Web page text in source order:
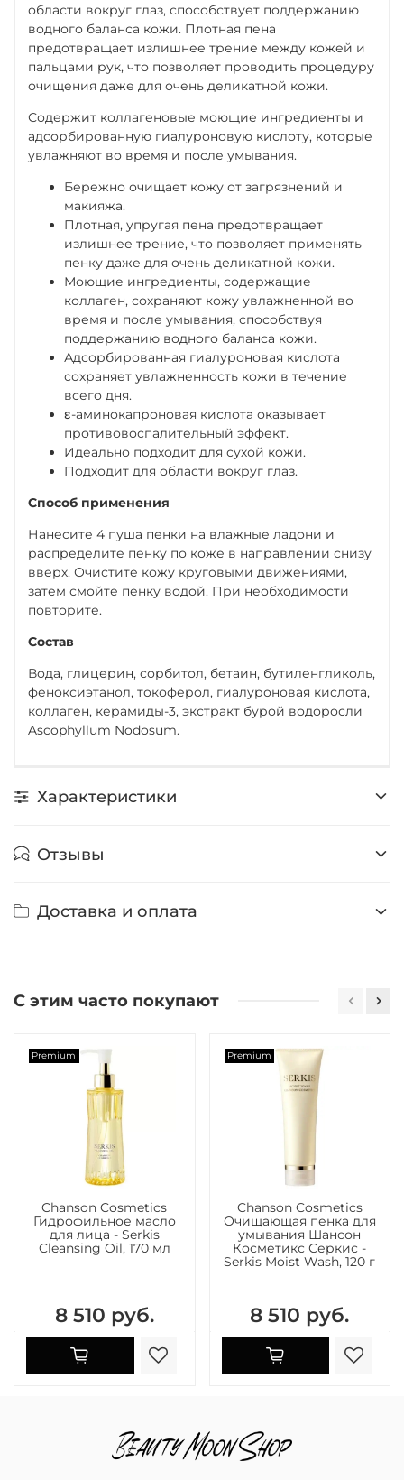
области вокруг глаз, способствует поддержанию
водного баланса кожи. Плотная пена
предотвращает излишнее трение между кожей и
пальцами рук, что позволяет проводить процедуру
очищения даже для очень деликатной кожи.
Содержит коллагеновые моющие ингредиенты и
адсорбированную гиалуроновую кислоту, которые
увлажняют во время и после умывания.
Бережно очищает кожу от загрязнений и
макияжа.
Плотная, упругая пена предотвращает
излишнее трение, что позволяет применять
пенку даже для очень деликатной кожи.
Моющие ингредиенты, содержащие
коллаген, сохраняют кожу увлажненной во
время и после умывания, способствуя
поддержанию водного баланса кожи.
Адсорбированная гиалуроновая кислота
сохраняет увлажненность кожи в течение
всего дня.
ε-аминокапроновая кислота оказывает
противовоспалительный эффект.
Идеально подходит для сухой кожи.
Подходит для области вокруг глаз.
Способ применения
Нанесите 4 пуша пенки на влажные ладони и
распределите пенку по коже в направлении снизу
вверх. Очистите кожу круговыми движениями,
затем смойте пенку водой. При необходимости
повторите.
Состав
Вода, глицерин, сорбитол, бетаин, бутиленгликоль,
феноксиэтанол, токоферол, гиалуроновая кислота,
коллаген, керамиды-3, экстракт бурой водоросли
Ascophyllum Nodosum.
Характеристики
Отзывы
Доставка и оплата
С этим часто покупают
Premium
Chanson Cosmetics
Гидрофильное масло
для лица - Serkis
Cleansing Oil, 170 мл
8 510 руб.
Premium
Chanson Cosmetics
Очищающая пенка для
умывания Шансон
Косметикс Серкис -
Serkis Moist Wash, 120 г
8 510 руб.